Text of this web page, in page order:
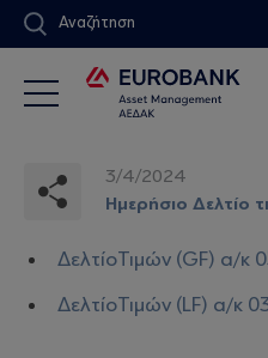
Αναζήτηση
3/4/2024
Ημερήσιο Δελτίο
ΔελτίοΤιμών (GF) α/
ΔελτίοΤιμών (LF) α/κ